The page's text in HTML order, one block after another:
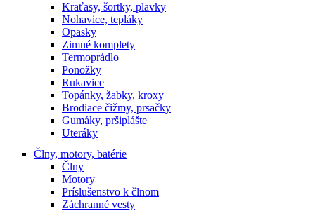
Kraťasy, šortky, plavky
Nohavice, tepláky
Opasky
Zimné komplety
Termoprádlo
Ponožky
Rukavice
Topánky, žabky, kroxy
Brodiace čižmy, prsačky
Gumáky, pršiplášte
Uteráky
Člny, motory, batérie
Člny
Motory
Príslušenstvo k člnom
Záchranné vesty